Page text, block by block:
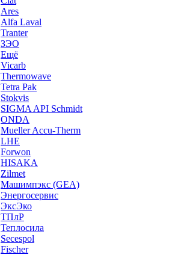
Ares
Alfa Laval
Tranter
ЗЭО
Ещё
Vicarb
Thermowave
Tetra Pak
Stokvis
SIGMA API Schmidt
ONDA
Mueller Accu-Therm
LHE
Forwon
HISAKA
Zilmet
Машимпэкс (GEA)
Энергосервис
ЭксЭко
ТПлР
Теплосила
Secespol
Fischer